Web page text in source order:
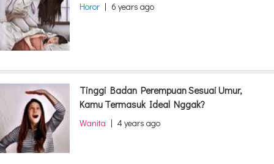
Horor | 6 years ago
Tinggi Badan Perempuan Sesuai Umur,
Kamu Termasuk Ideal Nggak?
Wanita | 4 years ago